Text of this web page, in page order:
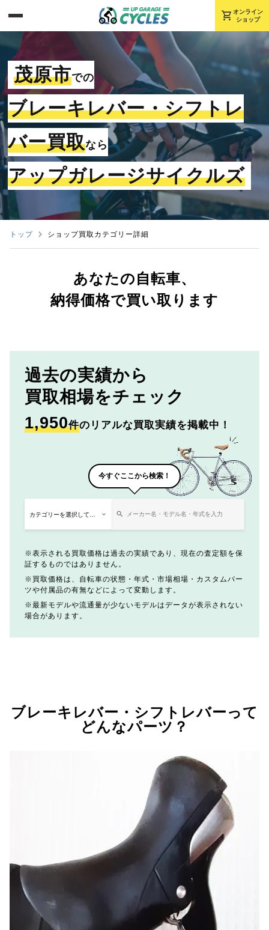
shopping_cart オンライン
ショップ
茂原市での
ブレーキレバー・シフトレ
バー買取なら
アップガレージサイクルズ
トップ ショップ買取カテゴリー詳細
あなたの自転車、
納得価格で買い取ります
過去の実績から
買取相場をチェック
1,950件のリアルな買取実績を掲載中！
今すぐここから検索！
表示される買取価格は過去の実績であり、現在の査定額を保
証するものではありません。
買取価格は、自転車の状態・年式・市場相場・カスタムパー
ツや付属品の有無などによって変動します。
最新モデルや流通量が少ないモデルはデータが表示されない
場合があります。
ブレーキレバー・シフトレバーって
どんなパーツ？